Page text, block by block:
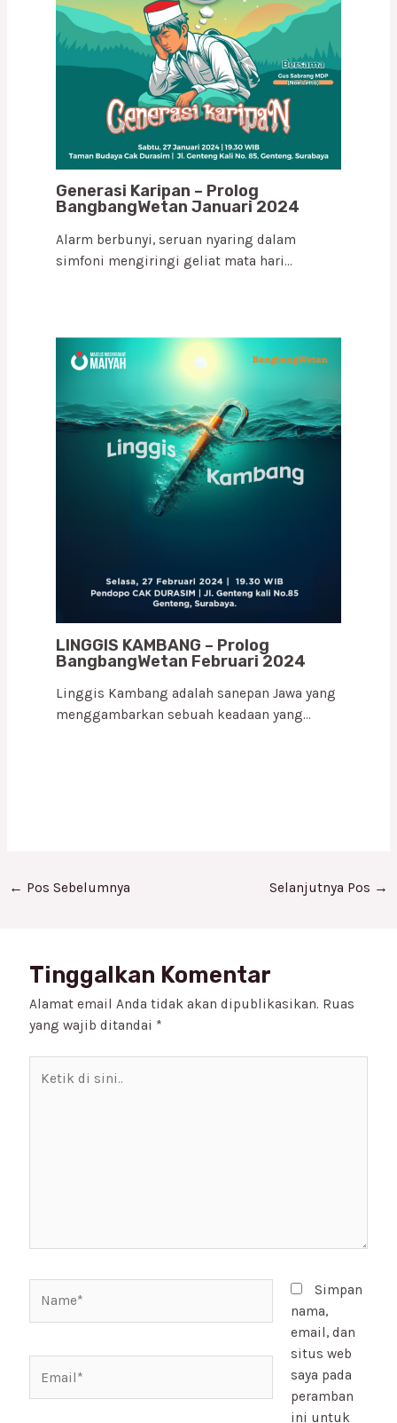
Generasi Karipan – Prolog
BangbangWetan Januari 2024
Alarm berbunyi, seruan nyaring dalam
simfoni mengiringi geliat mata hari…
LINGGIS KAMBANG – Prolog
BangbangWetan Februari 2024
Linggis Kambang adalah sanepan Jawa yang
menggambarkan sebuah keadaan yang…
← Pos Sebelumnya Selanjutnya Pos →
Tinggalkan Komentar
Alamat email Anda tidak akan dipublikasikan. Ruas
yang wajib ditandai *
Simpan
nama,
email, dan
situs web
saya pada
peramban
ini untuk